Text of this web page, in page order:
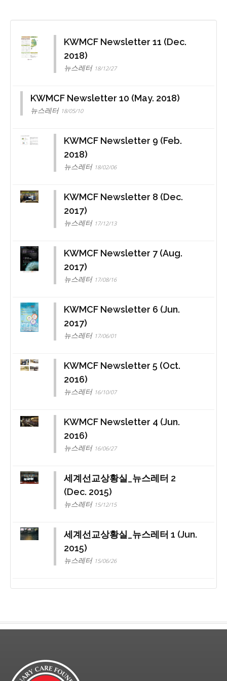
KWMCF Newsletter 11 (Dec.
2018)
뉴스레터 18/12/27
KWMCF Newsletter 10 (May. 2018)
뉴스레터 18/05/10
KWMCF Newsletter 9 (Feb.
2018)
뉴스레터 18/02/06
KWMCF Newsletter 8 (Dec.
2017)
뉴스레터 17/12/13
KWMCF Newsletter 7 (Aug.
2017)
뉴스레터 17/08/16
KWMCF Newsletter 6 (Jun.
2017)
뉴스레터 17/06/01
KWMCF Newsletter 5 (Oct.
2016)
뉴스레터 16/10/07
KWMCF Newsletter 4 (Jun.
2016)
뉴스레터 16/06/27
세계선교상황실_뉴스레터 2
(Dec. 2015)
뉴스레터 15/12/15
세계선교상황실_뉴스레터 1 (Jun.
2015)
뉴스레터 15/06/26